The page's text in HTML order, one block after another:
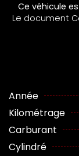
Ce véhicule
Le document
Année
Kilométrage
Carburant
Cylindré